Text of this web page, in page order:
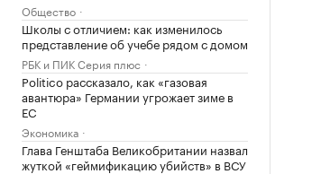
Общество
Школы с отличием: как изменилось
представление об учебе рядом с домом
РБК и ПИК Серия плюс
Politico рассказало, как «газовая
авантюра» Германии угрожает зиме в
ЕС
Экономика
Глава Генштаба Великобритании назвал
жуткой «геймификацию убийств» в ВСУ